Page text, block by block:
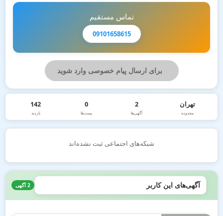
تماس مستقیم
09101658615
برای ارسال پیام خصوصی وارد شوید
تهران
محدوده
2
آگهی‌ها
0
پست‌ها
142
بازدید
شبکه‌های اجتماعی ثبت نشده‌اند
آگهی‌های این کاربر 2 آگهی